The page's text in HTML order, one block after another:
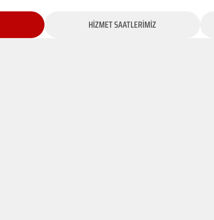
HİZMET SAATLERİMİZ